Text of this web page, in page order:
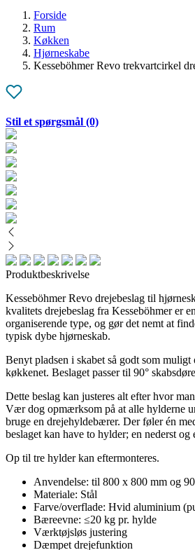
Forside
Rum
Køkken
Hjørneskabe
Kesseböhmer Revo trekvartcirkel
Stil et spørgsmål (0)
Produktbeskrivelse
Kesseböhmer Revo drejebeslag til
kvalitets drejebeslag fra Kesseböhmer er
organiserende type, og gør det nemt at
typisk dybe hjørneskab.
Benyt pladsen i skabet så godt som muligt
køkkenet. Beslaget passer til 90°
Dette beslag kan justeres alt efter hvor
Vær dog opmærksom på at alle hylderne
bruge en drejehyldebærer. Der føler én
beslaget kan have to hylder; en nederst
Op til tre hylder kan eftermonteres.
Anvendelse: til 800 x 800 mm og
Materiale: Stål
Farve/overflade: Hvid aluminium
Bæreevne: ≤20 kg pr. hylde
Værktøjsløs justering
Dæmpet drejefunktion